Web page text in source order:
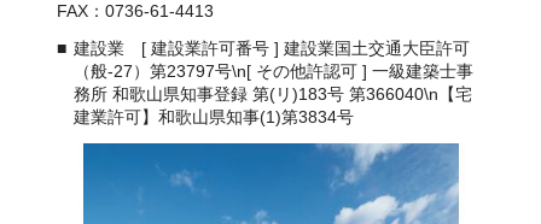
FAX：0736-61-4413
建設業 [ 建設業許可番号 ] 建設業国土交通大臣許可
（般-27）第23797号\n[ その他許認可 ] 一級建築士事
務所 和歌山県知事登録 第(リ)183号 第366040\n【宅
建業許可】和歌山県知事(1)第3834号